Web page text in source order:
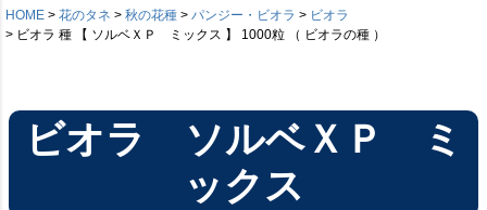
HOME 花のタネ 秋の花種 パンジー・ビオラ
ビオラ
ビオラ 種 【 ソルベＸＰ ミックス 】 1000粒 （ ビオラの種 ）
ビオラ ソルベＸＰ ミ
ックス